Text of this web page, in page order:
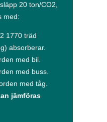
20 ton/CO2,
med:
1770 träd
absorberar.
med bil.
med buss.
med tåg.
jämföras